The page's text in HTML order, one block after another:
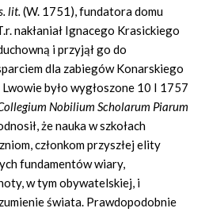
lit.(W. 1751), fundatora domu
nakłaniał Ignacego Krasickiego
i przyjął go do
dla zabiegów Konarskiego
było wygłoszone 10 I 1757
Nobilium Scholarum Piarum
że nauka w szkołach
członkom przyszłej elity
fundamentów wiary,
w tym obywatelskiej, i
świata. Prawdopodobnie